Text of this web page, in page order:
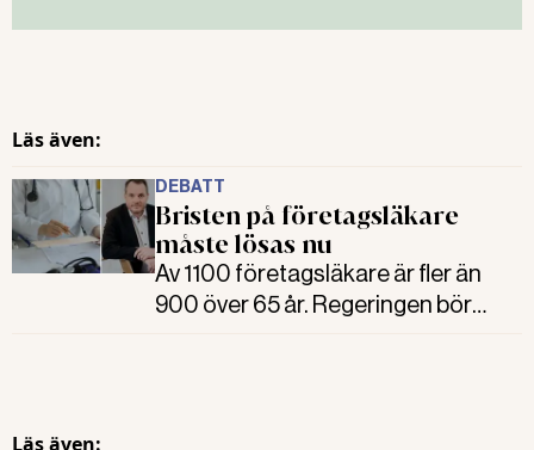
Läs även:
DEBATT
Bristen på företagsläkare
måste lösas nu
Av 1100 företagsläkare är fler än
900 över 65 år. Regeringen bör
Läs även: